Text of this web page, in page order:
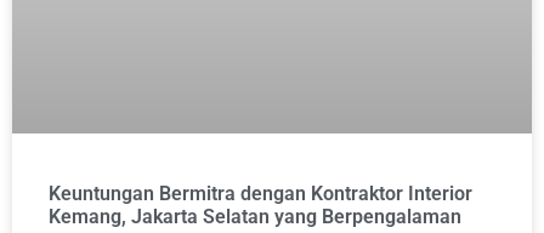
Keuntungan Bermitra dengan Kontraktor Interior
Kemang, Jakarta Selatan yang Berpengalaman